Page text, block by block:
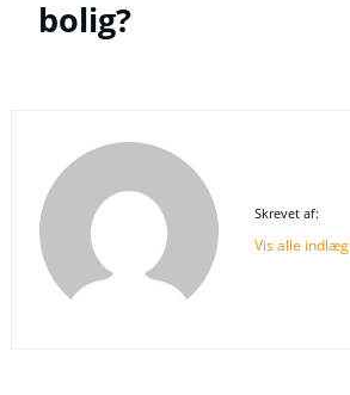
bolig?
Skrevet af:
Vis alle indlæg